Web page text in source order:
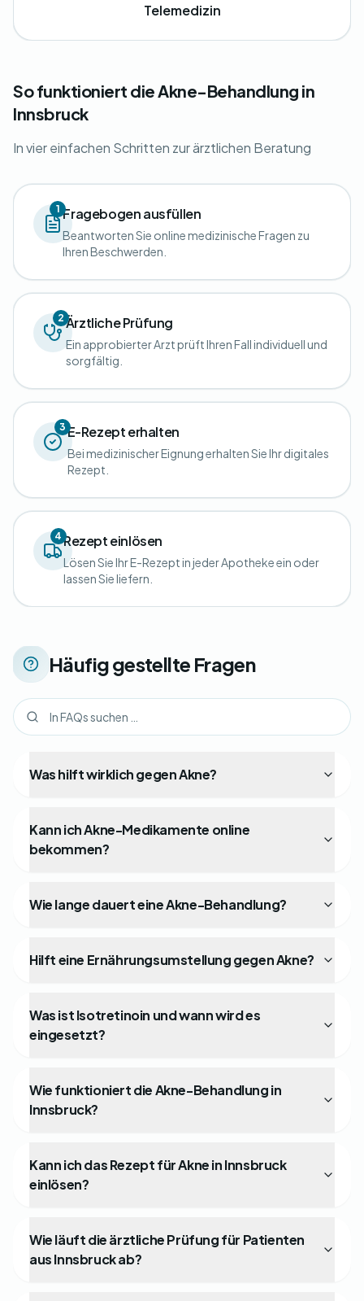
Telemedizin
So funktioniert die Akne-Behandlung in
Innsbruck
In vier einfachen Schritten zur ärztlichen Beratung
1 Fragebogen ausfüllen
Beantworten Sie online medizinische Fragen zu
Ihren Beschwerden.
2Ärztliche Prüfung
Ein approbierter Arzt prüft Ihren Fall individuell und
sorgfältig.
3E-Rezept erhalten
Bei medizinischer Eignung erhalten Sie Ihr digitales
Rezept.
4Rezept einlösen
Lösen Sie Ihr E-Rezept in jeder Apotheke ein oder
lassen Sie liefern.
Häufig gestellte Fragen
Was hilft wirklich gegen Akne?
Kann ich Akne-Medikamente online
bekommen?
Wie lange dauert eine Akne-Behandlung?
Hilft eine Ernährungsumstellung gegen Akne?
Was ist Isotretinoin und wann wird es
eingesetzt?
Wie funktioniert die Akne-Behandlung in
Innsbruck?
Kann ich das Rezept für Akne in Innsbruck
einlösen?
Wie läuft die ärztliche Prüfung für Patienten
aus Innsbruck ab?